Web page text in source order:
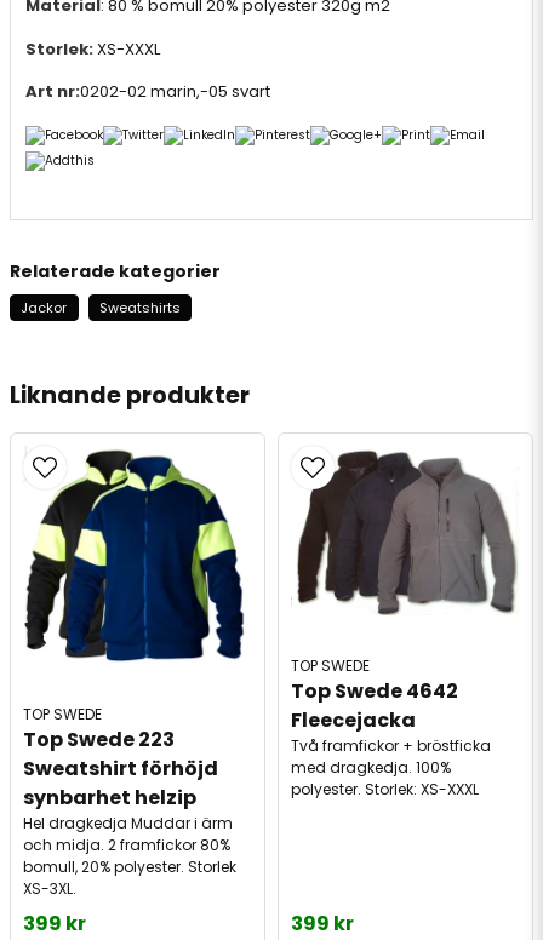
Liknande produkter
TOP SWEDE
Top Swede 223
Sweatshirt förhöjd
synbarhet helzip
Hel dragkedja Muddar i ärm
och midja. 2 framfickor 80%
bomull, 20% polyester. Storlek
XS-3XL.
399 kr
TOP SWEDE
Top Swede 4642
Fleecejacka
Två framfickor + bröstficka
med dragkedja. 100%
polyester. Storlek: XS-XXXL
399 kr
Material: 80 % bomull 20% polyester 320g m2
Storlek:XS-XXXL
Art nr:0202-02 marin,-05 svart
Relaterade kategorier
Jackor Sweatshirts